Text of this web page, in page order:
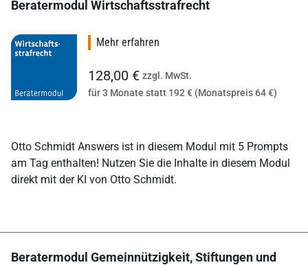
Beratermodul Wirtschaftsstrafrecht
Otto Schmidt Answers ist in diesem Modul mit 5 Prompts
am Tag enthalten! Nutzen Sie die Inhalte in diesem Modul
direkt mit der KI von Otto Schmidt.
Mehr erfahren
128,00 € zzgl. MwSt.
für 3 Monate statt 192 € (Monatspreis 64 €)
Beratermodul Gemeinnützigkeit, Stiftungen und